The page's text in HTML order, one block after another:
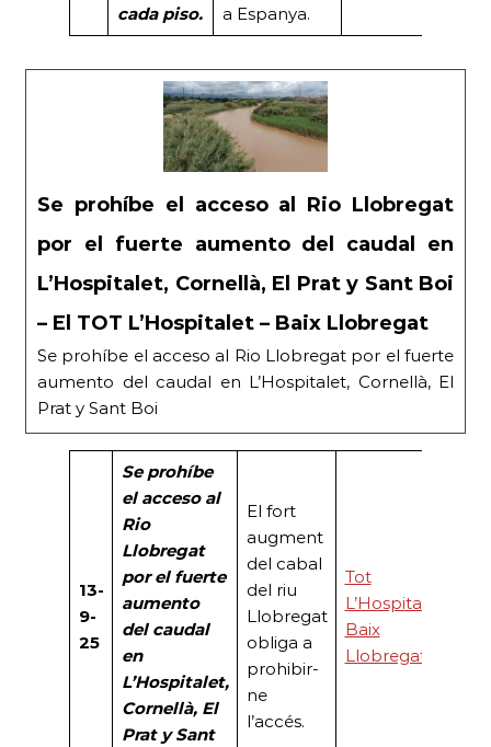
cada piso.
a Espanya.
Se prohíbe el acceso al Rio Llobregat
por el fuerte aumento del caudal en
L’Hospitalet, Cornellà, El Prat y Sant Boi
– El TOT L’Hospitalet – Baix Llobregat
Se prohíbe el acceso al Rio Llobregat por el fuerte
aumento del caudal en L’Hospitalet, Cornellà, El
Prat y Sant Boi
13-
9-
25
Se prohíbe
el acceso al
Rio
Llobregat
por el fuerte
aumento
del caudal
en
L’Hospitalet,
Cornellà, El
Prat y Sant
El fort
augment
del cabal
del riu
Llobregat
obliga a
prohibir-
ne
l’accés.
Tot
L’Hospitalet
Baix
Llobregat